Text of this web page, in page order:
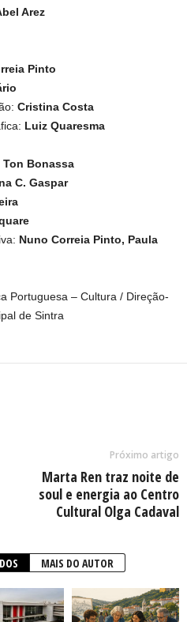
Arez
Pinto
Cristina Costa
Luiz Quaresma
Ton Bonassa
C. Gaspar
Nuno Correia Pinto, Paula
Portuguesa – Cultura / Direção-
de Sintra
Próximo artigo
Marta Ren traz noite de
soul e energia ao Centro
Cultural Olga Cadaval
MAIS DO AUTOR